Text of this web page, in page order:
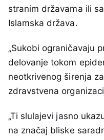
stranim državama ili
Islamska država.
„Sukobi ograničavaju
delovanje tokom
neotkrivenog širenja
zdravstvena
„Ti slulajevi jasno
na značaj bliske